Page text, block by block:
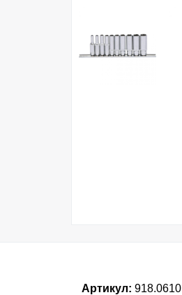
Артикул: 918.0610